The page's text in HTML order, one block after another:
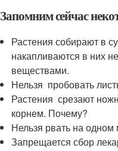
Запомним сейчас
Растения собирают в
накапливаются в них
веществами.
Нельзя пробовать
Растения срезают
корнем. Почему?
Нельзя рвать на одном
Запрещается сбор